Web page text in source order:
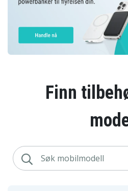
Finn